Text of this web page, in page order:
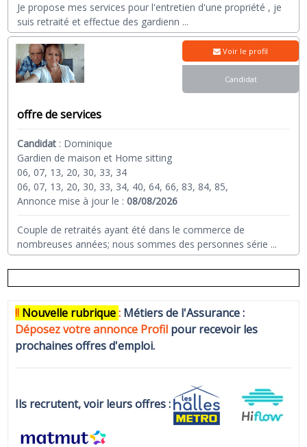
Je propose mes services pour l'entretien d'une propriété , je
suis retraité et effectue des gardienn ...
offre de services
Candidat : Dominique
Gardien de maison et Home sitting
06, 07, 13, 20, 30, 33, 34
06, 07, 13, 20, 30, 33, 34, 40, 64, 66, 83, 84, 85,
Annonce mise à jour le :08/08/2026
Couple de retraités ayant été dans le commerce de
nombreuses années; nous sommes des personnes série ...
Voir le profil
Candidat
!! Nouvelle rubrique: Métiers de l'Assurance :
Déposez votre annonce Profil pour recevoir les
prochaines offres d'emploi.
Ils recrutent, voir leurs offres :